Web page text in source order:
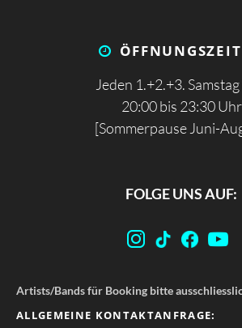
Jeden 1.+2.+3. Samstag
20:00 bis 23:30 Uhr
[Sommerpause Juni-
FOLGE UNS AUF:
Artists/Bands für Booking bitte
ALLGEMEINE KONTAKTANFRAGE: